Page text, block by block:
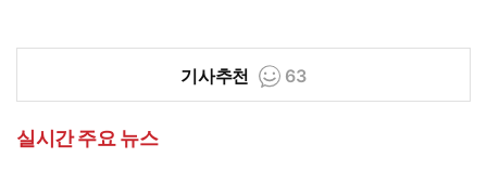
기사추천 63
실시간 주요 뉴스